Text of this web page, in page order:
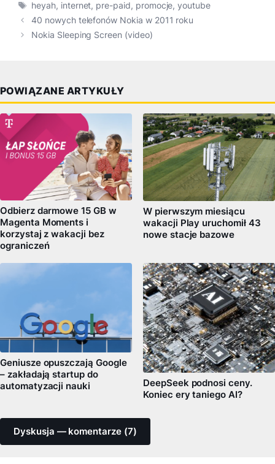
Tagi
heyah, internet, pre-paid, promocje,youtube
40 nowych telefonów Nokia w 2011 roku
Nokia Sleeping Screen (video)
POWIĄZANE ARTYKUŁY
Odbierz darmowe 15 GB w
Magenta Moments i
korzystaj z wakacji bez
ograniczeń
W pierwszym miesiącu
wakacji Play uruchomił 43
nowe stacje bazowe
Geniusze opuszczają Google
– zakładają startup do
automatyzacji nauki
DeepSeek podnosi ceny.
Koniec ery taniego AI?
Dyskusja — komentarze (7)